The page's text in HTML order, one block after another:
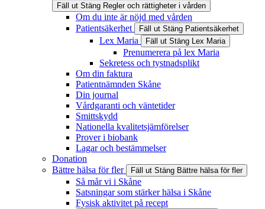
Fäll ut Stäng Regler och rättigheter i vården
Om du inte är nöjd med vården
Patientsäkerhet
Fäll ut Stäng Patientsäkerhet
Lex Maria Fäll ut Stäng Lex Maria
Prenumerera på lex Maria
Sekretess och tystnadsplikt
Om din faktura
Patientnämnden Skåne
Din journal
Vårdgaranti och väntetider
Smittskydd
Nationella kvalitetsjämförelser
Prover i biobank
Lagar och bestämmelser
Donation
Bättre hälsa för fler
Fäll ut Stäng Bättre hälsa för fler
Så mår vi i Skåne
Satsningar som stärker hälsa i Skåne
Fysisk aktivitet på recept